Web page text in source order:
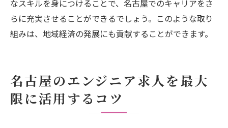
なスキルを身につけることで、名古屋でのキャリアをさ
らに充実させることができるでしょう。このような取り
組みは、地域経済の発展にも貢献することができます。
名古屋のエンジニア求人を最大
限に活用するコツ